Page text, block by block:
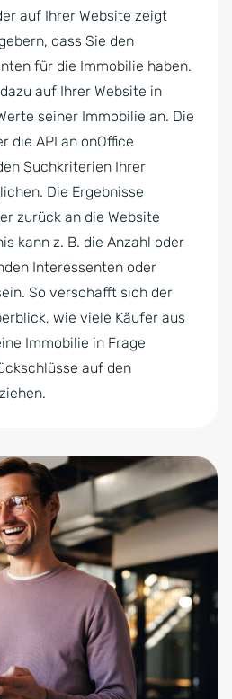
auf Ihrer Website zeigt
dass Sie den
für die Immobilie haben.
auf Ihrer Website in
seiner Immobilie an. Die
die API an onOffice
Suchkriterien Ihrer
Die Ergebnisse
zurück an die Website
kann z. B. die Anzahl oder
Interessenten oder
So verschafft sich der
wie viele Käufer aus
Immobilie in Frage
auf den